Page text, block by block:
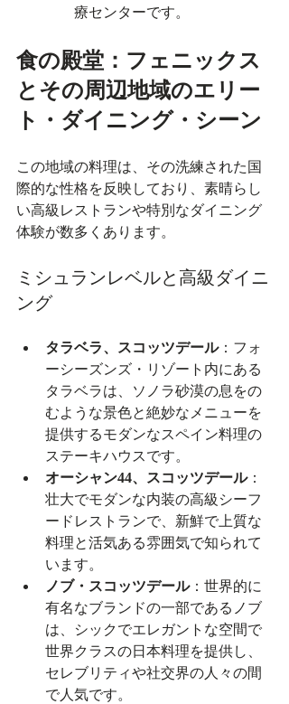
療センターです。
食の殿堂：フェニックス
とその周辺地域のエリー
ト・ダイニング・シーン
この地域の料理は、その洗練された国
際的な性格を反映しており、素晴らし
い高級レストランや特別なダイニング
体験が数多くあります。
ミシュランレベルと高級ダイニ
ング
タラベラ、スコッツデール：フォ
ーシーズンズ・リゾート内にある
タラベラは、ソノラ砂漠の息をの
むような景色と絶妙なメニューを
提供するモダンなスペイン料理の
ステーキハウスです。
オーシャン44、スコッツデール：
壮大でモダンな内装の高級シーフ
ードレストランで、新鮮で上質な
料理と活気ある雰囲気で知られて
います。
ノブ・スコッツデール：世界的に
有名なブランドの一部であるノブ
は、シックでエレガントな空間で
世界クラスの日本料理を提供し、
セレブリティや社交界の人々の間
で人気です。